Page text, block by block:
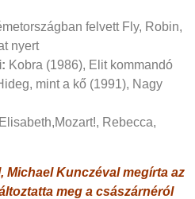
felvett Fly, Robin,
nyert
Kobra (1986), Elit kommandó
mint a kő (1991), Nagy
Rebecca,
­Michael Kunczéval megírta az
meg a császárnéról